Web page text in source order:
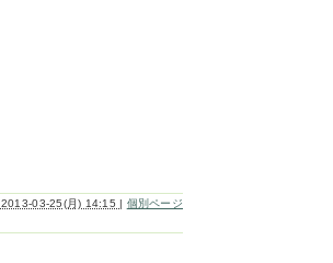
2013-03-25(月) 14:15 | 個別ページ